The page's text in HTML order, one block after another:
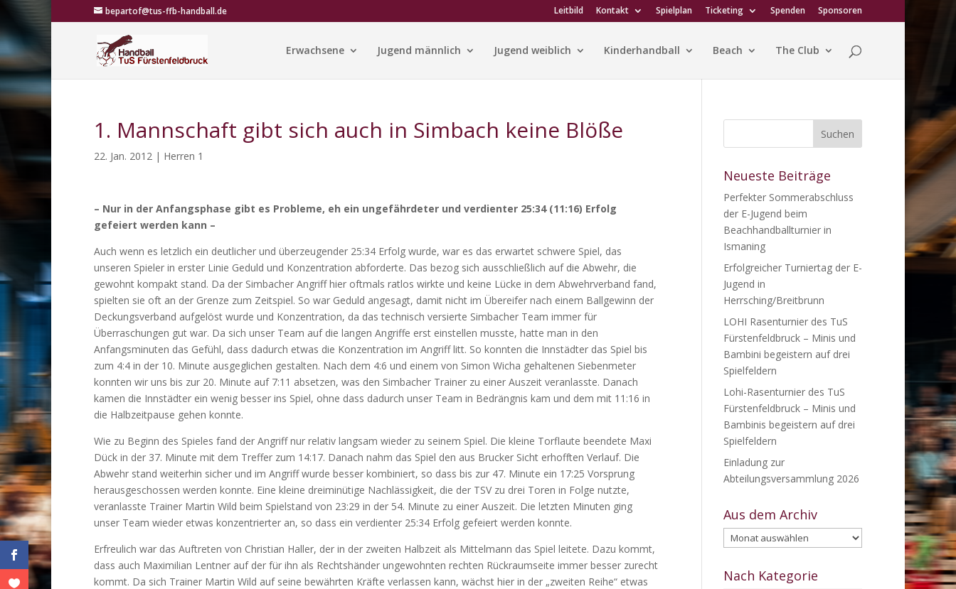
bepartof@tus-ffb-handball.de Leitbild Kontakt Spielplan Ticketing Spenden Sponsoren
Erwachsene Jugend männlich Jugend weiblich Kinderhandball Beach The Club
1. Mannschaft gibt sich auch in Simbach keine Blöße
22. Jan. 2012 | Herren 1
– Nur in der Anfangsphase gibt es Probleme, eh ein ungefährdeter und verdienter 25:34 (11:16) Erfolg
gefeiert werden kann –
Auch wenn es letzlich ein deutlicher und überzeugender 25:34 Erfolg wurde, war es das erwartet schwere Spiel, das
unseren Spieler in erster Linie Geduld und Konzentration abforderte. Das bezog sich ausschließlich auf die Abwehr, die
gewohnt kompakt stand. Da der Simbacher Angriff hier oftmals ratlos wirkte und keine Lücke in dem Abwehrverband fand,
spielten sie oft an der Grenze zum Zeitspiel. So war Geduld angesagt, damit nicht im Übereifer nach einem Ballgewinn der
Deckungsverband aufgelöst wurde und Konzentration, da das technisch versierte Simbacher Team immer für
Überraschungen gut war. Da sich unser Team auf die langen Angriffe erst einstellen musste, hatte man in den
Anfangsminuten das Gefühl, dass dadurch etwas die Konzentration im Angriff litt. So konnten die Innstädter das Spiel bis
zum 4:4 in der 10. Minute ausgeglichen gestalten. Nach dem 4:6 und einem von Simon Wicha gehaltenen Siebenmeter
konnten wir uns bis zur 20. Minute auf 7:11 absetzen, was den Simbacher Trainer zu einer Auszeit veranlasste. Danach
kamen die Innstädter ein wenig besser ins Spiel, ohne dass dadurch unser Team in Bedrängnis kam und dem mit 11:16 in
die Halbzeitpause gehen konnte.
Wie zu Beginn des Spieles fand der Angriff nur relativ langsam wieder zu seinem Spiel. Die kleine Torflaute beendete Maxi
Dück in der 37. Minute mit dem Treffer zum 14:17. Danach nahm das Spiel den aus Brucker Sicht erhofften Verlauf. Die
Abwehr stand weiterhin sicher und im Angriff wurde besser kombiniert, so dass bis zur 47. Minute ein 17:25 Vorsprung
herausgeschossen werden konnte. Eine kleine dreiminütige Nachlässigkeit, die der TSV zu drei Toren in Folge nutzte,
veranlasste Trainer Martin Wild beim Spielstand von 23:29 in der 54. Minute zu einer Auszeit. Die letzten Minuten ging
unser Team wieder etwas konzentrierter an, so dass ein verdienter 25:34 Erfolg gefeiert werden konnte.
Erfreulich war das Auftreten von Christian Haller, der in der zweiten Halbzeit als Mittelmann das Spiel leitete. Dazu kommt,
dass auch Maximilian Lentner auf der für ihn als Rechtshänder ungewohnten rechten Rückraumseite immer besser zurecht
kommt. Da sich Trainer Martin Wild auf seine bewährten Kräfte verlassen kann, wächst hier in der „zweiten Reihe“ etwas
Neueste Beiträge
Perfekter Sommerabschluss
der E-Jugend beim
Beachhandballturnier in
Ismaning
Erfolgreicher Turniertag der E-
Jugend in
Herrsching/Breitbrunn
LOHI Rasenturnier des TuS
Fürstenfeldbruck – Minis und
Bambini begeistern auf drei
Spielfeldern
Lohi-Rasenturnier des TuS
Fürstenfeldbruck – Minis und
Bambinis begeistern auf drei
Spielfeldern
Einladung zur
Abteilungsversammlung 2026
Aus dem Archiv
Aus
dem
Archiv
Nach Kategorie